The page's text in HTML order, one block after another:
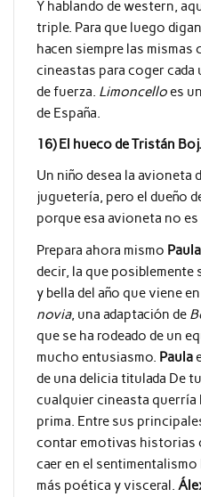
Y hablando de western,
triple. Para que luego
hacen siempre las mismas
cineastas para coger
de fuerza. Limoncelloes
de España.
16) El hueco de Tristán
Un niño desea la avioneta
juguetería, pero el dueño
porque esa avioneta no es
Prepara ahora mismo
decir, la que posiblemente
y bella del año que viene
novia, una adaptación de
que se ha rodeado de un
mucho entusiasmo. Paula
de una delicia titulada De
cualquier cineasta querría
prima. Entre sus
contar emotivas historias
caer en el sentimentalismo
más poética y visceral.